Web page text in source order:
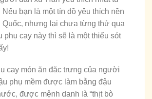
bạn là một tín đồ yêu thích nền
Quốc, nhưng lại chưa từng thử qua
phụ cay này thì sẽ là một thiếu sót
cay món ăn đặc trưng của người
phụ mềm được làm bằng đậu
được mệnh danh là “thịt bò